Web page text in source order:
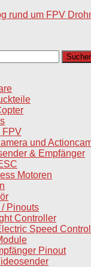
FPV
und
& Empfänger
Motoren
Pinouts
Controller
Speed
Pinout